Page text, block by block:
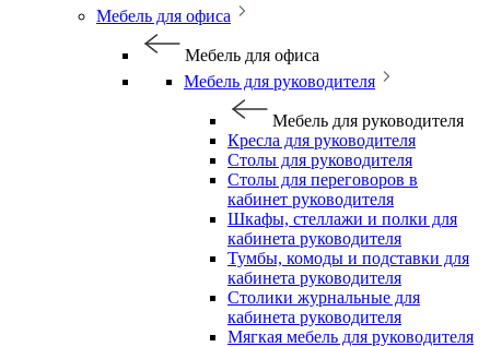
Мебель для офиса
Мебель для офиса
Мебель для руководителя
Мебель для руководителя
Кресла для руководителя
Столы для руководителя
Столы для переговоров в
кабинет руководителя
Шкафы, стеллажи и полки для
кабинета руководителя
Тумбы, комоды и подставки для
кабинета руководителя
Столики журнальные для
кабинета руководителя
Мягкая мебель для руководителя